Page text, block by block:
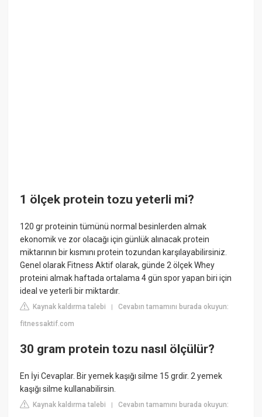
1 ölçek protein tozu yeterli mi?
120 gr proteinin tümünü normal besinlerden almak
ekonomik ve zor olacağı için günlük alınacak protein
miktarının bir kısmını protein tozundan karşılayabilirsiniz.
Genel olarak Fitness Aktif olarak, günde 2 ölçek Whey
proteini almak haftada ortalama 4 gün spor yapan biri için
ideal ve yeterli bir miktardır.
Kaynak kaldırma talebi |Cevabın tamamını burada okuyun:
fitnessaktif.com
30 gram protein tozu nasıl ölçülür?
En İyi Cevaplar. Bir yemek kaşığı silme 15 grdir. 2 yemek
kaşığı silme kullanabilirsin.
Kaynak kaldırma talebi |Cevabın tamamını burada okuyun: